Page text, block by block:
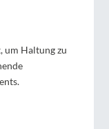
um Haltung zu